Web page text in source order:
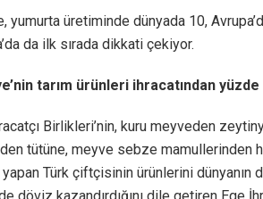
yumurta üretiminde dünyada 10,
da ilk sırada dikkati çekiyor.
tarım ürünleri ihracatından yüzde
Birlikleri’nin, kuru meyveden
tütüne, meyve sebze mamullerinden
Türk çiftçisinin ürünlerini dünyanın